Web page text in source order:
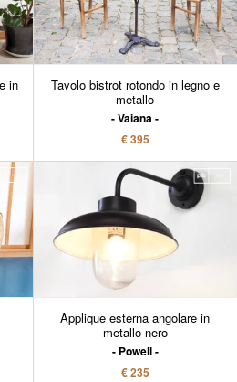
in
Tavolo bistrot rotondo in legno e
metallo
Vaiana
€ 395
Applique esterna angolare in
metallo nero
Powell
€ 235